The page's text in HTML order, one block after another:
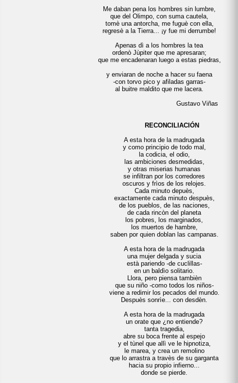
Me daban pena los hombres sin lumbre,
que del Olimpo, con suma cautela,
tomè una antorcha, me fuguè con ella,
regresè a la Tierra... ¡y fue mi derrumbe!
Apenas dì a los hombres la tea
ordenò Jùpiter que me apresaran;
que me encadenaran luego a estas piedras,
y enviaran de noche a hacer su faena
-con torvo pico y afiladas garras-
al buitre maldito que me lacera.
Gustavo Viñas
RECONCILIACIÓN
A esta hora de la madrugada
y como principio de todo mal,
la codicia, el odio,
las ambiciones desmedidas,
y otras miserias humanas
se infiltran por los corredores
oscuros y frìos de los relojes.
Cada minuto depuès,
exactamente cada minuto despuès,
de los pueblos, de las naciones,
de cada rincòn del planeta
los pobres, los marginados,
los muertos de hambre,
saben por quien doblan las campanas.
A esta hora de la madrugada
una mujer delgada y sucia
està pariendo -de cuclillas-
en un baldìo solitario.
Llora, pero piensa tambièn
que su niño -como todos los niños-
viene a redimir los pecados del mundo.
Despuès sonrìe... con desdèn.
A esta hora de la madrugada
un orate que ¿no entiende?
tanta tragedia,
abre su boca frente al espejo
y el tùnel que allì ve le hipnotiza,
le marea, y crea un remolino
que lo arrastra a travès de su garganta
hacia su propio infierno...
donde se pierde.